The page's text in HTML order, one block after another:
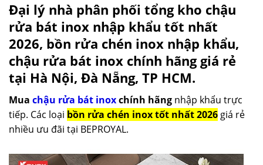
Đại lý nhà phân phối tổng kho chậu
rửa bát inox nhập khẩu tốt nhất
2026, bồn rửa chén inox nhập khẩu,
chậu rửa bát inox chính hãng giá rẻ
tại Hà Nội, Đà Nẵng, TP HCM.
Mua chậu rửa bát inoxchính hãng nhập khẩu trực
tiếp. Các loại bồn rửa chén inox tốt nhất 2026 giá rẻ
nhiều ưu đãi tại BEPROYAL.